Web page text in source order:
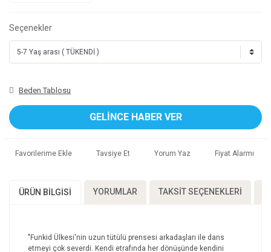
Seçenekler
Beden Tablosu
GELİNCE HABER VER
Tavsiye Et Yorum Yaz Fiyat Alarmı
ÜRÜN BILGISI YORUMLAR TAKSIT SEÇENEKLERI
"Funkid Ülkesi'nin uzun tütülü prensesi arkadaşları ile dans
etmeyi çok severdi. Kendi etrafında her dönüşünde kendini